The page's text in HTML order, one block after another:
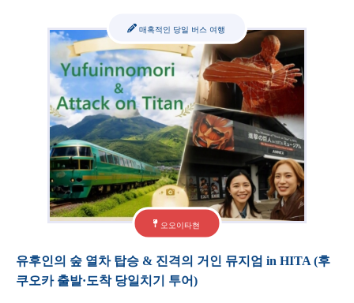
오오이타현
매혹적인 당일 버스 여행
유후인의 숲 열차 탑승 & 진격의 거인 뮤지엄 in HITA (후
쿠오카 출발·도착 당일치기 투어)